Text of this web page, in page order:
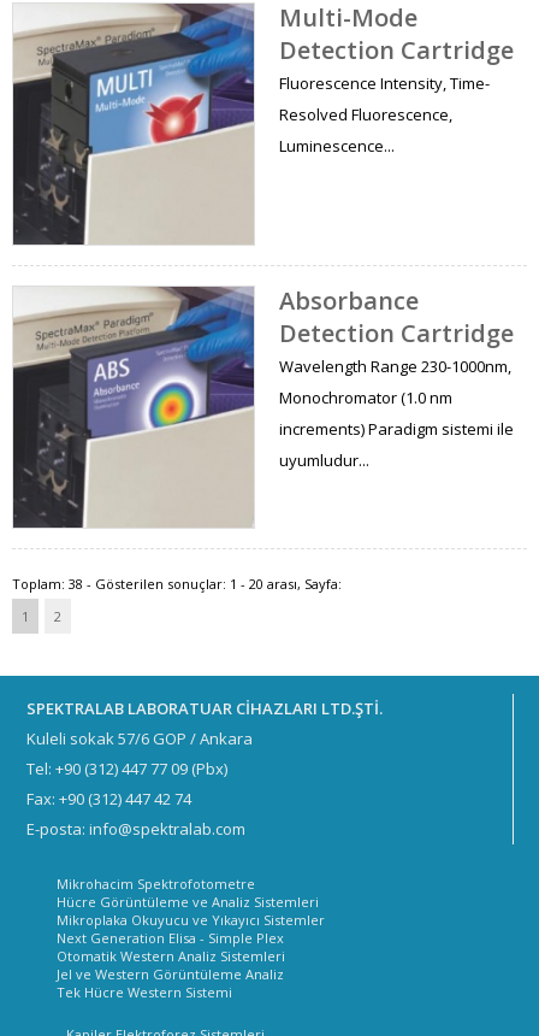
Multi-Mode
Detection Cartridge
Fluorescence Intensity, Time-
Resolved Fluorescence,
Luminescence...
Absorbance
Detection Cartridge
Wavelength Range 230-1000nm,
Monochromator (1.0 nm
increments) Paradigm sistemi ile
uyumludur...
Toplam: 38 - Gösterilen sonuçlar: 1 - 20 arası, Sayfa:
1
2
SPEKTRALAB LABORATUAR CİHAZLARI LTD.ŞTİ.
Kuleli sokak 57/6 GOP / Ankara
Tel: +90 (312) 447 77 09 (Pbx)
Fax: +90 (312) 447 42 74
E-posta: info@spektralab.com
Mikrohacim Spektrofotometre
Hücre Görüntüleme ve Analiz Sistemleri
Mikroplaka Okuyucu ve Yıkayıcı Sistemler
Next Generation Elisa - Simple Plex
Otomatik Western Analiz Sistemleri
Jel ve Western Görüntüleme Analiz
Tek Hücre Western Sistemi